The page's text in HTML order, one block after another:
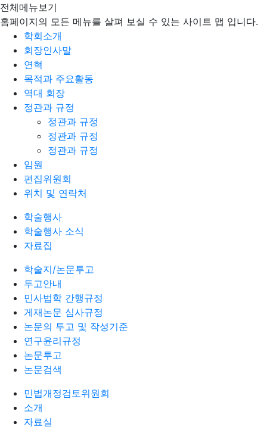
전체메뉴보기
홈페이지의 모든 메뉴를 살펴 보실 수 있는 사이트 맵 입니다.
학회소개
회장인사말
연혁
목적과 주요활동
역대 회장
정관과 규정
정관과 규정
정관과 규정
정관과 규정
임원
편집위원회
위치 및 연락처
학술행사
학술행사 소식
자료집
학술지/논문투고
투고안내
민사법학 간행규정
게재논문 심사규정
논문의 투고 및 작성기준
연구윤리규정
논문투고
논문검색
민법개정검토위원회
소개
자료실